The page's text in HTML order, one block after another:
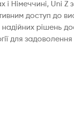
і Німеччині, Uni
доступ до
рішень
для задоволення